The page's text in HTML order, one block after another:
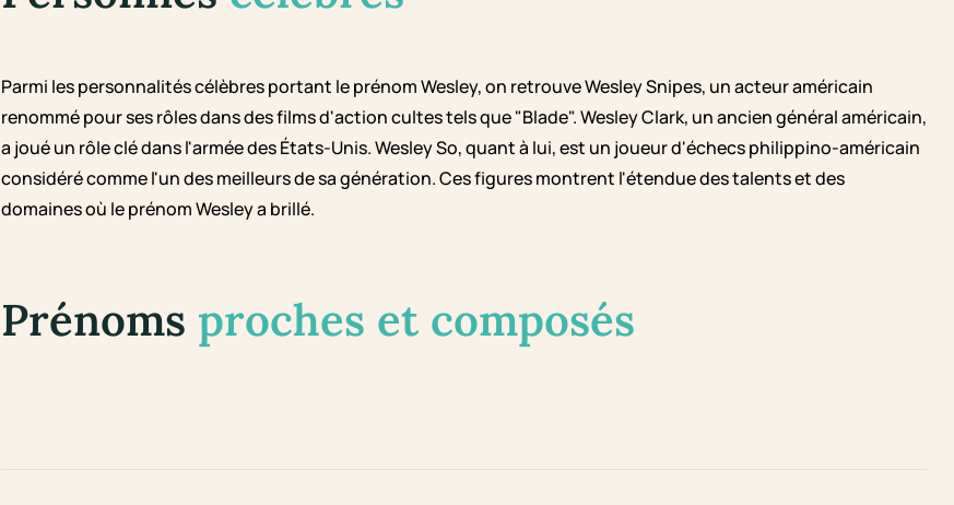
Parmi les personnalités célèbres portant le prénom Wesley, on retrouve Wesley Snipes, un acteur américain
renommé pour ses rôles dans des films d'action cultes tels que "Blade". Wesley Clark, un ancien général américain,
a joué un rôle clé dans l'armée des États-Unis. Wesley So, quant à lui, est un joueur d'échecs philippino-américain
considéré comme l'un des meilleurs de sa génération. Ces figures montrent l'étendue des talents et des
domaines où le prénom Wesley a brillé.
Prénoms proches et composés